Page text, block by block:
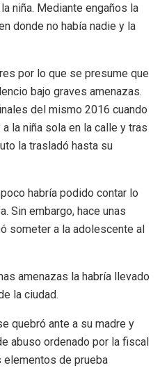
niña. Mediante engaños la
donde no había nadie y la
por lo que se presume que
bajo graves amenazas.
del mismo 2016 cuando
la niña sola en la calle y tras
la trasladó hasta su
habría podido contar lo
Sin embargo, hace unas
someter a la adolescente al
amenazas la habría llevado
la ciudad.
quebró ante a su madre y
abuso ordenado por la fiscal
elementos de prueba